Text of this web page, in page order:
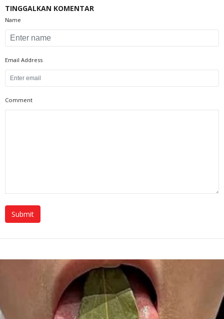
TINGGALKAN KOMENTAR
Name
Email Address
Comment